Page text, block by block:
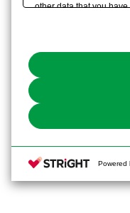
other data that you
the use of all Cookies
You can change your
Powered